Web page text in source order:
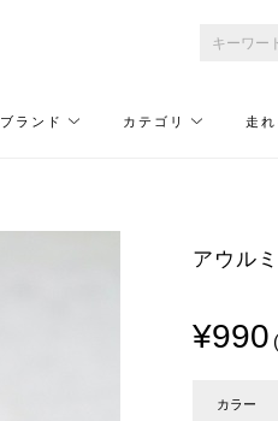
ブランド カテゴリ 走
アウル
¥990
カラー